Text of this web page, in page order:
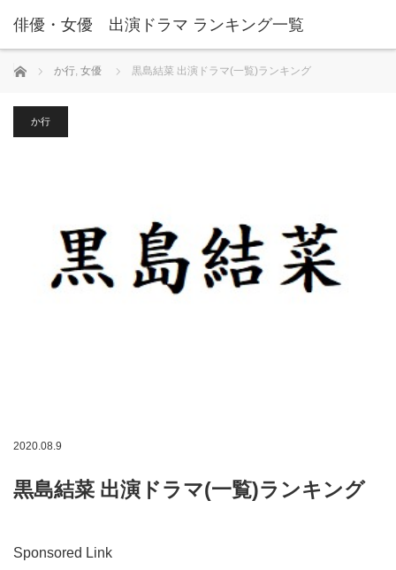
俳優・女優 出演ドラマ ランキング一覧
ホーム か行, 女優 黒島結菜 出演ドラマ(一覧)ランキング
か行
2020.08.9
黒島結菜 出演ドラマ(一覧)ランキング
Sponsored Link